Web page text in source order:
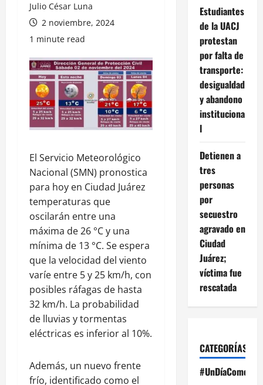
Julio César Luna
2 noviembre, 2024
1 minute read
El Servicio Meteorológico
Nacional (SMN) pronostica
para hoy en Ciudad Juárez
temperaturas que
oscilarán entre una
máxima de 26 °C y una
mínima de 13 °C. Se espera
que la velocidad del viento
varíe entre 5 y 25 km/h, con
posibles ráfagas de hasta
32 km/h. La probabilidad
de lluvias y tormentas
eléctricas es inferior al 10%.
Además, un nuevo frente
frío, identificado como el
Estudiantes
de la UACJ
protestan
por falta de
transporte:
desigualdad
y abandono
instituciona
l
Detienen a
tres
personas
por
secuestro
agravado en
Ciudad
Juárez;
víctima fue
rescatada
CATEGORÍAS
#UnDíaComoHoy